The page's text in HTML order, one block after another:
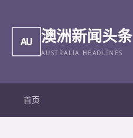
AU 澳洲新闻头条
AUSTRALIA HEADLINES
首页